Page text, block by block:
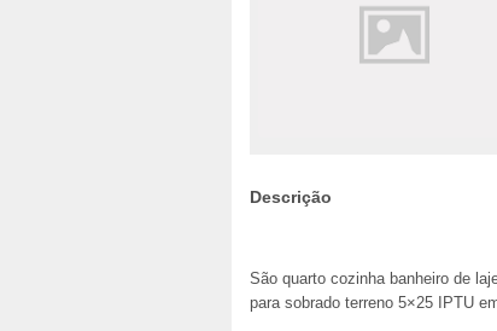
Descrição
São quarto cozinha banheiro de
para sobrado terreno 5×25 IPTU